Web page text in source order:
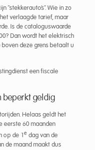
“stekkerauto’s”. Wie in zo
verlaagde tarief, maar
Is de cataloguswaarde
Dan wordt het elektrisch
deze grens betaalt u
een fiscale
beperkt geldig
Helaas geldt het
eerste 60 maanden
op de 1edag van de
de maand maakt dus